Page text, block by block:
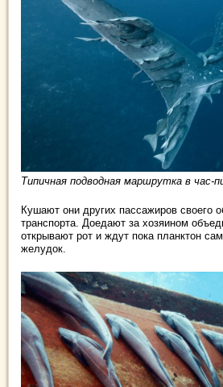
Типичная подводная маршрутка в час-
Кушают они других пассажиров своего
транспорта. Доедают за хозяином
открывают рот и ждут пока планктон
желудок.